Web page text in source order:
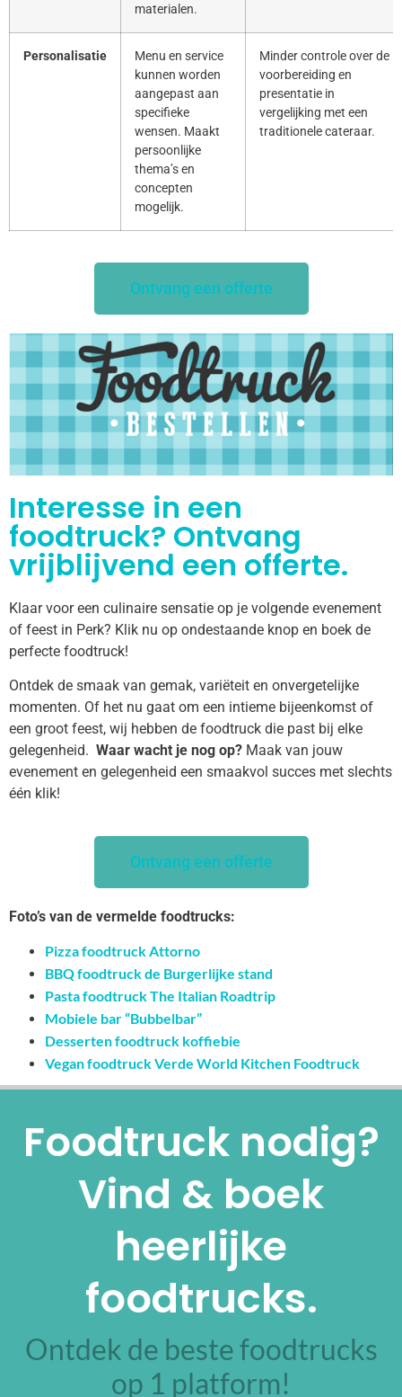
materialen.
Personalisatie
Menu en service
kunnen worden
aangepast aan
specifieke
wensen. Maakt
persoonlijke
thema’s en
concepten
mogelijk.
Minder controle over de
voorbereiding en
presentatie in
vergelijking met een
traditionele cateraar.
Ontvang een offerte
Interesse in een
foodtruck? Ontvang
vrijblijvend een offerte.
Klaar voor een culinaire sensatie op je volgende evenement
of feest in Perk? Klik nu op ondestaande knop en boek de
perfecte foodtruck!
Ontdek de smaak van gemak, variëteit en onvergetelijke
momenten. Of het nu gaat om een intieme bijeenkomst of
een groot feest, wij hebben de foodtruck die past bij elke
gelegenheid. Waar wacht je nog op? Maak van jouw
evenement en gelegenheid een smaakvol succes met slechts
één klik!
Ontvang een offerte
Foto’s van de vermelde foodtrucks:
Pizza foodtruck Attorno
BBQ foodtruck de Burgerlijke stand
Pasta foodtruck The Italian Roadtrip
Mobiele bar “Bubbelbar”
Desserten foodtruck koffiebie
Vegan foodtruck Verde World Kitchen Foodtruck
Foodtruck nodig?
Vind & boek
heerlijke
foodtrucks.
Ontdek de beste foodtrucks
op 1 platform!